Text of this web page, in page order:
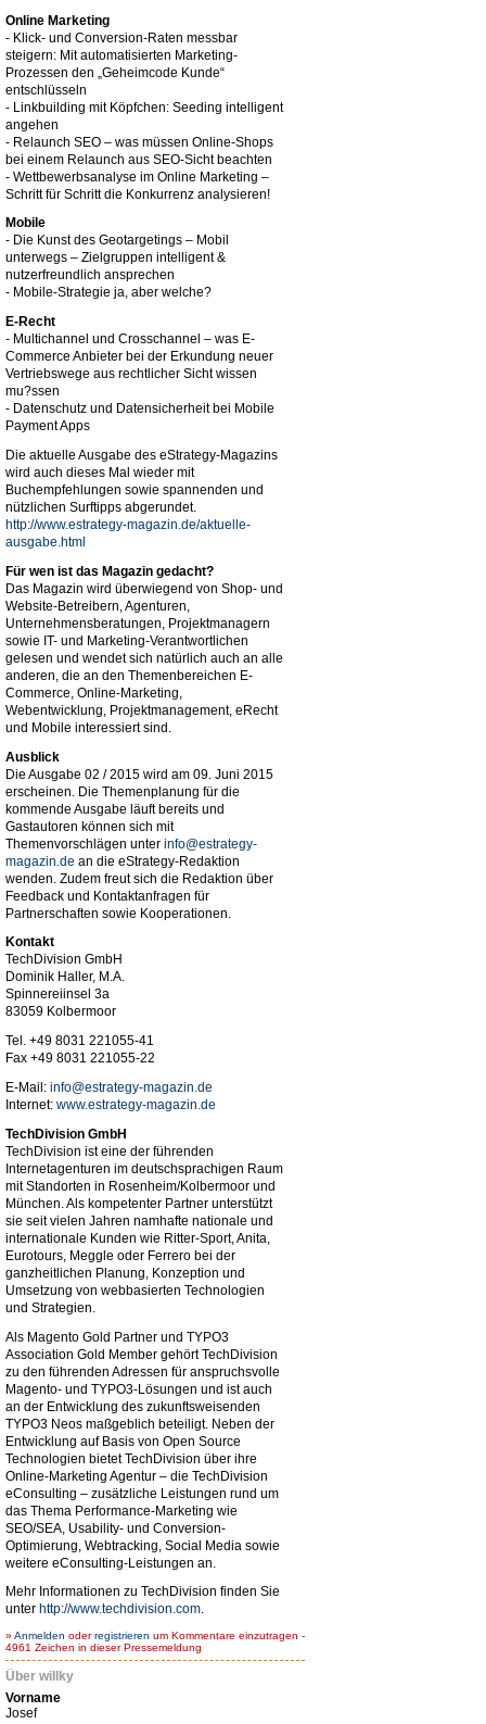
Online Marketing
- Klick- und Conversion-Raten messbar
steigern: Mit automatisierten Marketing-
Prozessen den „Geheimcode Kunde“
entschlüsseln
- Linkbuilding mit Köpfchen: Seeding intelligent
angehen
- Relaunch SEO – was müssen Online-Shops
bei einem Relaunch aus SEO-Sicht beachten
- Wettbewerbsanalyse im Online Marketing –
Schritt für Schritt die Konkurrenz analysieren!
Mobile
- Die Kunst des Geotargetings – Mobil
unterwegs – Zielgruppen intelligent &
nutzerfreundlich ansprechen
- Mobile-Strategie ja, aber welche?
E-Recht
- Multichannel und Crosschannel – was E-
Commerce Anbieter bei der Erkundung neuer
Vertriebswege aus rechtlicher Sicht wissen
mu?ssen
- Datenschutz und Datensicherheit bei Mobile
Payment Apps
Die aktuelle Ausgabe des eStrategy-Magazins
wird auch dieses Mal wieder mit
Buchempfehlungen sowie spannenden und
nützlichen Surftipps abgerundet.
http://www.estrategy-magazin.de/aktuelle-
ausgabe.html
Für wen ist das Magazin gedacht?
Das Magazin wird überwiegend von Shop- und
Website-Betreibern, Agenturen,
Unternehmensberatungen, Projektmanagern
sowie IT- und Marketing-Verantwortlichen
gelesen und wendet sich natürlich auch an alle
anderen, die an den Themenbereichen E-
Commerce, Online-Marketing,
Webentwicklung, Projektmanagement, eRecht
und Mobile interessiert sind.
Ausblick
Die Ausgabe 02 / 2015 wird am 09. Juni 2015
erscheinen. Die Themenplanung für die
kommende Ausgabe läuft bereits und
Gastautoren können sich mit
Themenvorschlägen unter info@estrategy-
magazin.de an die eStrategy-Redaktion
wenden. Zudem freut sich die Redaktion über
Feedback und Kontaktanfragen für
Partnerschaften sowie Kooperationen.
Kontakt
TechDivision GmbH
Dominik Haller, M.A.
Spinnereiinsel 3a
83059 Kolbermoor
Tel. +49 8031 221055-41
Fax +49 8031 221055-22
E-Mail: info@estrategy-magazin.de
Internet: www.estrategy-magazin.de
TechDivision GmbH
TechDivision ist eine der führenden
Internetagenturen im deutschsprachigen Raum
mit Standorten in Rosenheim/Kolbermoor und
München. Als kompetenter Partner unterstützt
sie seit vielen Jahren namhafte nationale und
internationale Kunden wie Ritter-Sport, Anita,
Eurotours, Meggle oder Ferrero bei der
ganzheitlichen Planung, Konzeption und
Umsetzung von webbasierten Technologien
und Strategien.
Als Magento Gold Partner und TYPO3
Association Gold Member gehört TechDivision
zu den führenden Adressen für anspruchsvolle
Magento- und TYPO3-Lösungen und ist auch
an der Entwicklung des zukunftsweisenden
TYPO3 Neos maßgeblich beteiligt. Neben der
Entwicklung auf Basis von Open Source
Technologien bietet TechDivision über ihre
Online-Marketing Agentur – die TechDivision
eConsulting – zusätzliche Leistungen rund um
das Thema Performance-Marketing wie
SEO/SEA, Usability- und Conversion-
Optimierung, Webtracking, Social Media sowie
weitere eConsulting-Leistungen an.
Mehr Informationen zu TechDivision finden Sie
unter http://www.techdivision.com.
» Anmelden oderregistrieren um Kommentare einzutragen -
4961 Zeichen in dieser Pressemeldung
Über willky
Vorname
Josef